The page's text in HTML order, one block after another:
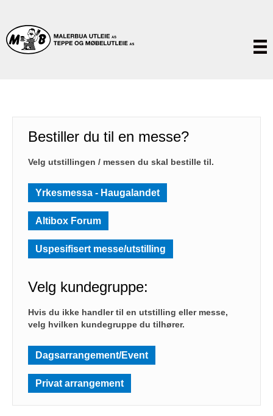
Bestiller du til en messe?
Velg utstillingen / messen du skal bestille til.
Yrkesmessa - Haugalandet
Altibox Forum
Uspesifisert messe/utstilling
Velg kundegruppe:
Hvis du ikke handler til en utstilling eller messe,
velg hvilken kundegruppe du tilhører.
Dagsarrangement/Event
Privat arrangement